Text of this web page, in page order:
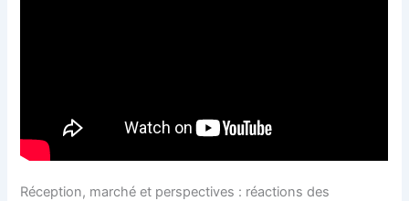
Réception, marché et perspectives : réactions des